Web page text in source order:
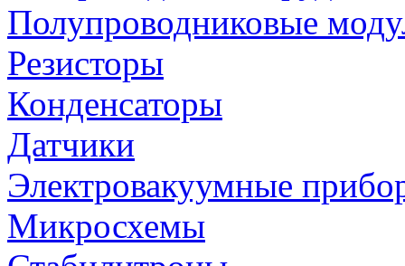
Полупроводниковые
Резисторы
Конденсаторы
Датчики
Электровакуумные
Микросхемы